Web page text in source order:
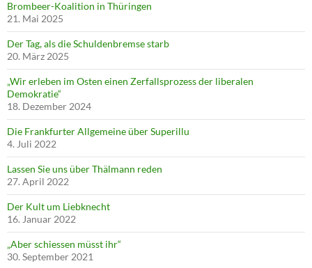
Brombeer-Koalition in Thüringen
21. Mai 2025
Der Tag, als die Schuldenbremse starb
20. März 2025
„Wir erleben im Osten einen Zerfallsprozess der liberalen
Demokratie“
18. Dezember 2024
Die Frankfurter Allgemeine über Superillu
4. Juli 2022
Lassen Sie uns über Thälmann reden
27. April 2022
Der Kult um Liebknecht
16. Januar 2022
„Aber schiessen müsst ihr“
30. September 2021